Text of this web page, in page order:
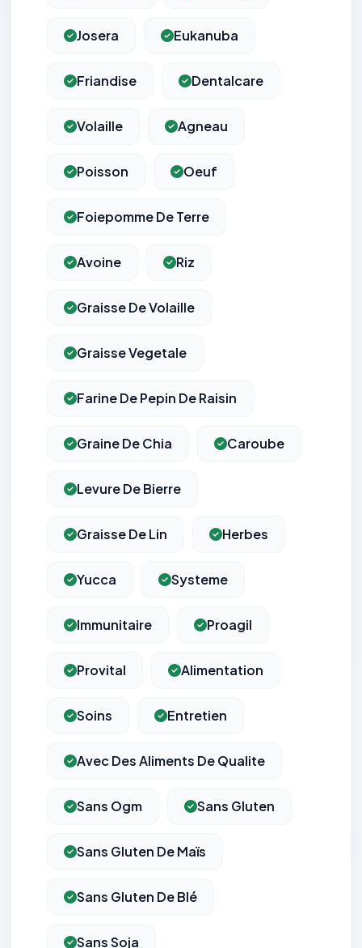
Josera Eukanuba
Friandise Dentalcare
Volaille Agneau
Poisson Oeuf
Foiepomme De Terre
Avoine Riz
Graisse De Volaille
Graisse Vegetale
Farine De Pepin De Raisin
Graine De Chia Caroube
Levure De Bierre
Graisse De Lin Herbes
Yucca Systeme
Immunitaire Proagil
Provital Alimentation
Soins Entretien
Avec Des Aliments De Qualite
Sans Ogm Sans Gluten
Sans Gluten De Maïs
Sans Gluten De Blé
Sans Soja